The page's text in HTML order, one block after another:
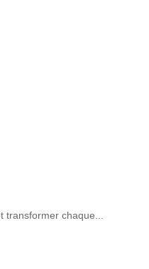
chaque...